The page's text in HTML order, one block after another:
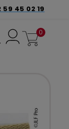
59 45 02 19
0